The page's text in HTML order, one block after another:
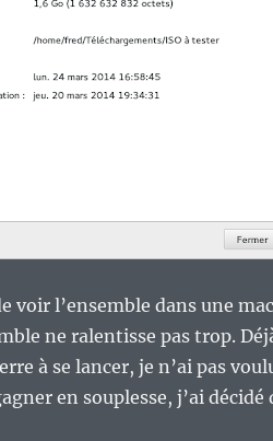
voir l’ensemble dans une
ne ralentisse pas trop.
à se lancer, je n’ai pas
en souplesse, j’ai